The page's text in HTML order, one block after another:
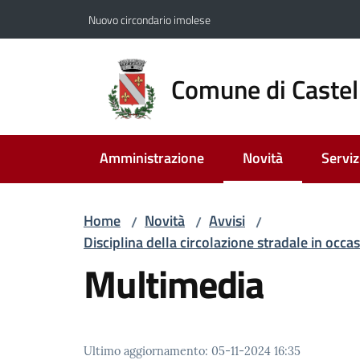
Nuovo circondario imolese
Comune di
Amministrazione Novità
Menu selezionato
Home / Novità / Avvisi /
Disciplina della circolazione stradale in
Multimedia
Ultimo aggiornamento: 05-11-2024 16:35